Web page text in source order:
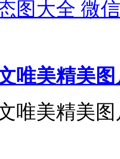
图大全 微
唯美精美
唯美精美